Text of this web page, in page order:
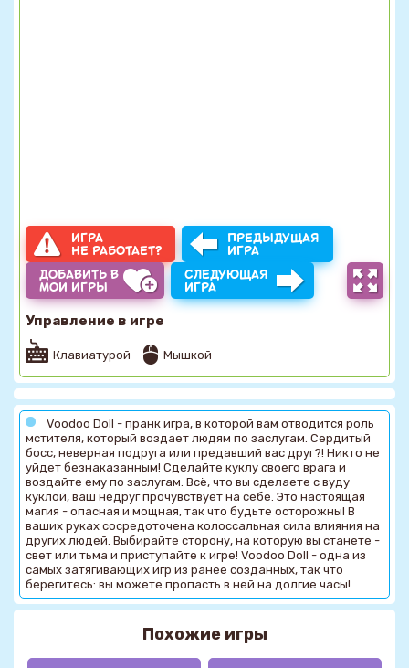
ИГРА
НЕ РАБОТАЕТ?
ПРЕДЫДУЩАЯ
ИГРА
ДОБАВИТЬ В
МОИ ИГРЫ
СЛЕДУЮЩАЯ
ИГРА
Управление в игре
Клавиатурой Мышкой
Voodoo Doll - пранк игра, в которой вам отводится роль
мстителя, который воздает людям по заслугам. Сердитый
босс, неверная подруга или предавший вас друг?! Никто не
уйдет безнаказанным! Сделайте куклу своего врага и
воздайте ему по заслугам. Всё, что вы сделаете с вуду
куклой, ваш недруг прочувствует на себе. Это настоящая
магия - опасная и мощная, так что будьте осторожны! В
ваших руках сосредоточена колоссальная сила влияния на
других людей. Выбирайте сторону, на которую вы станете -
свет или тьма и приступайте к игре! Voodoo Doll - одна из
самых затягивающих игр из ранее созданных, так что
берегитесь: вы можете пропасть в ней на долгие часы!
Похожие игры